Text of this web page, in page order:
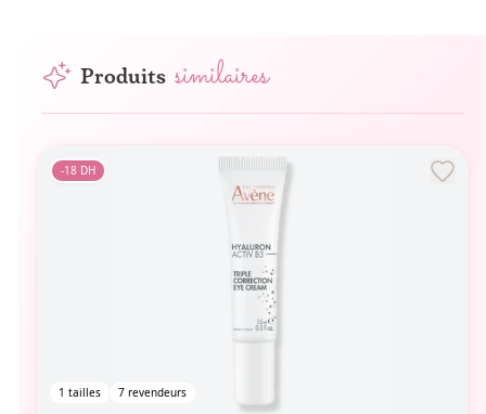
Produits similaires
-18 DH
1 tailles 7revendeurs